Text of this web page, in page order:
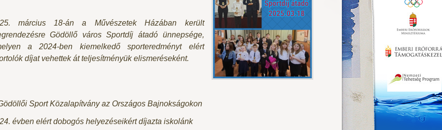
március 18-án a Művészetek Házában került
Gödöllő város Sportdíj átadó ünnepsége,
a 2024-ben kiemelkedő sporteredményt elért
díjat vehettek át teljesítményük elismeréseként.
Sport Közalapítvány az Országos Bajnokságokon
évben elért dobogós helyezéseikért díjazta iskolánk